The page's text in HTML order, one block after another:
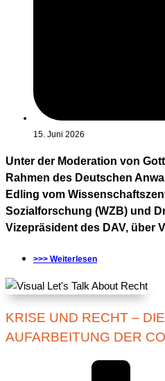
15. Juni 2026
Unter der Moderation von
Rahmen des Deutschen
Edling vom
Sozialforschung (WZB) und
Vizepräsident des DAV, über
>>> Weiterlesen
KRISE UND RECHT –
AUFARBEITUNG DER